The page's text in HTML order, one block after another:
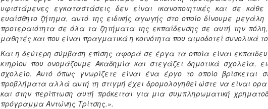
υφιστάμενες εγκαταστάσεις δεν είναι ικανοποιητικές και σε
ευαίσθητο ζήτημα, αυτό της ειδικής αγωγής στο οποίο δίνουμε
προτεραιότητα σε όλα τα ζητήματα της εκπαίδευσης σε αυτή την
μαθητές και που είναι πραγματικά η κοινότητα που αιμοδοτεί συνολικά
Και η δεύτερη σύμβαση επίσης αφορά σε έργα τα οποία είναι
κτηρίου που ονομάζουμε Ακαδημία και στεγάζει δημοτικά σχολεία,
σχολείο. Αυτό όπως γνωρίζετε είναι ένα έργο το οποίο βρίσκεται
προβλήματα αλλά αυτή τη στιγμή έχει δρομολογηθεί ώστε να είναι
και στην περίπτωση αυτή πρόκειται για μια συμπληρωματική
πρόγραμμα Αντώνης Τρίτσης.».